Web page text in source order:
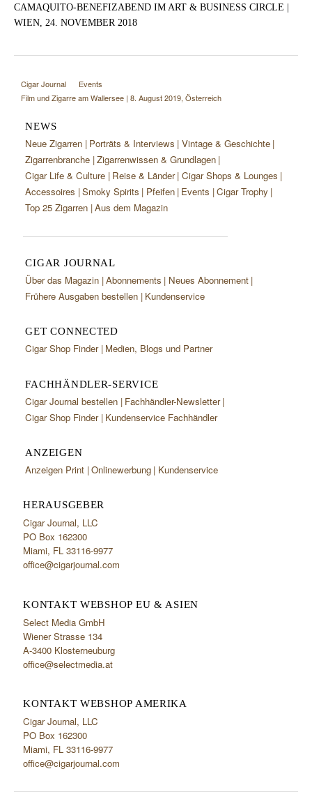
CAMAQUITO-BENEFIZABEND IM ART & BUSINESS CIRCLE |
WIEN, 24. NOVEMBER 2018
Cigar Journal
Events
Film und Zigarre am Wallersee | 8. August 2019, Österreich
NEWS
Neue Zigarren Porträts & Interviews Vintage & Geschichte
Zigarrenbranche Zigarrenwissen & Grundlagen
Cigar Life & Culture Reise & Länder Cigar Shops & Lounges
Accessoires Smoky Spirits Pfeifen Events Cigar Trophy
Top 25 Zigarren Aus dem Magazin
CIGAR JOURNAL
Über das Magazin Abonnements
Neues Abonnement
Frühere Ausgaben bestellen Kundenservice
GET CONNECTED
Cigar Shop Finder Medien, Blogs und Partner
FACHHÄNDLER-SERVICE
Cigar Journal bestellen Fachhändler-Newsletter
Cigar Shop Finder Kundenservice Fachhändler
ANZEIGEN
Anzeigen Print Onlinewerbung Kundenservice
HERAUSGEBER
Cigar Journal, LLC
PO Box 162300
Miami, FL 33116-9977
office@cigarjournal.com
KONTAKT WEBSHOP EU & ASIEN
Select Media GmbH
Wiener Strasse 134
A-3400 Klosterneuburg
office@selectmedia.at
KONTAKT WEBSHOP AMERIKA
Cigar Journal, LLC
PO Box 162300
Miami, FL 33116-9977
office@cigarjournal.com